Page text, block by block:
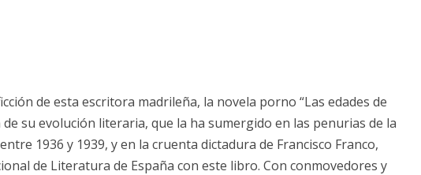
de esta escritora madrileña, la novela porno “Las edades de
su evolución literaria, que la ha sumergido en las penurias de la
1936 y 1939, y en la cruenta dictadura de Francisco Franco,
de Literatura de España con este libro. Con conmovedores y